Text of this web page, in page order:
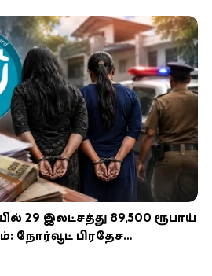
29 இலட்சத்து 89,500 ரூபாய்
நோர்வூட் பிரதேச
பெண் அதிகாரிகள் கைது!